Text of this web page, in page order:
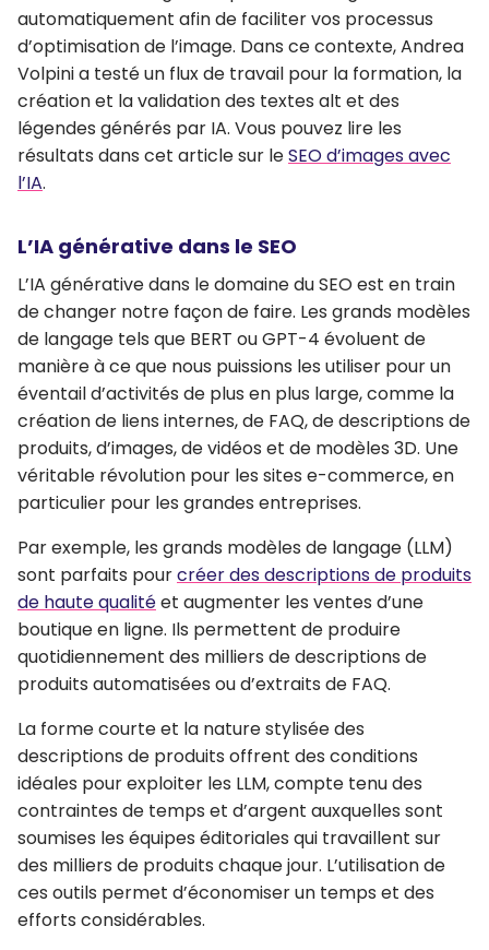
automatiquement afin de faciliter vos processus
d’optimisation de l’image. Dans ce contexte,Andrea
Volpinia testé un flux de travail pour la formation, la
création et la validationdes textes alt et des
légendes générés par IA. Vous pouvez lire les
résultats dans cet article sur leSEO d’images avec
l’IA.
L’IA générative dans le SEO
L’IA générative dans le domaine du SEO est en train
de changer notre façon de faire. Les grands modèles
de langage tels que BERT ou GPT-4 évoluent de
manière à ce que nous puissions les utiliser pour un
éventail d’activités de plus en plus large, comme la
création de liens internes, de FAQ, de descriptions de
produits, d’images, de vidéos et de modèles 3D. Une
véritable révolution pour les sites e-commerce, en
particulier pour les grandes entreprises.
Par exemple, les grands modèles de langage (LLM)
sont parfaits pourcréer des descriptions de produits
de haute qualitéet augmenter les ventes d’une
boutique en ligne. Ils permettent de produire
quotidiennement des milliers de descriptions de
produits automatisées ou d’extraits de FAQ.
La forme courte et la nature stylisée des
descriptions de produits offrent des conditions
idéales pour exploiter les LLM, compte tenu des
contraintes de temps et d’argent auxquelles sont
soumises les équipes éditoriales qui travaillent sur
des milliers de produits chaque jour. L’utilisation de
ces outils permet d’économiser un temps et des
efforts considérables.